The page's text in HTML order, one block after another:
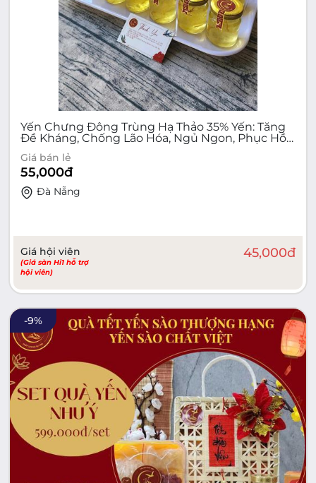
Yến Chưng Đông Trùng Hạ Thảo 35% Yến: Tăng
Đề Kháng, Chống Lão Hóa, Ngủ Ngon, Phục Hồi
Giá bán lẻ
55,000đ
Đà Nẵng
Giá hội viên
(Giá sàn Hi1 hỗ trợ
hội viên)
45,000đ
-9%